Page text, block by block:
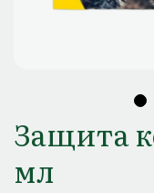
Защита
мл